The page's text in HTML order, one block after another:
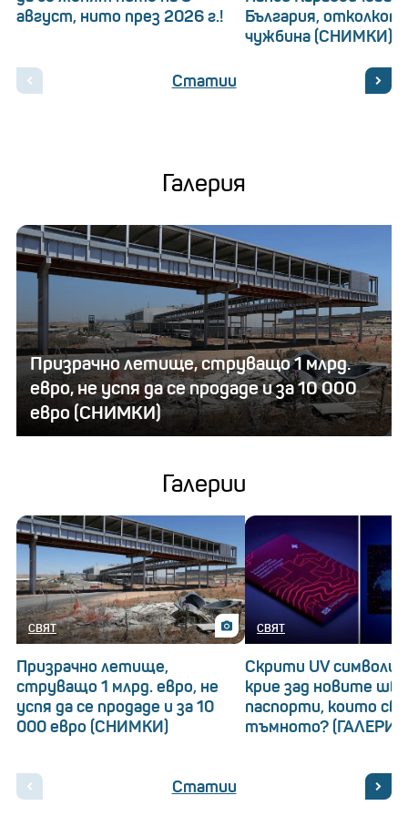
август, нито през 2026 г.!
България,
чужбина (СНИМКИ)
Статии
Галерия
Призрачно летище, струващо 1 млрд.
евро, не успя да се продаде и за 10 000
евро (СНИМКИ)
Галерии
СВЯТ
Призрачно летище,
струващо 1 млрд. евро, не
успя да се продаде и за 10
000 евро (СНИМКИ)
СВЯТ
Скрити UV символи:
крие зад новите
паспорти, които
тъмното?
Статии